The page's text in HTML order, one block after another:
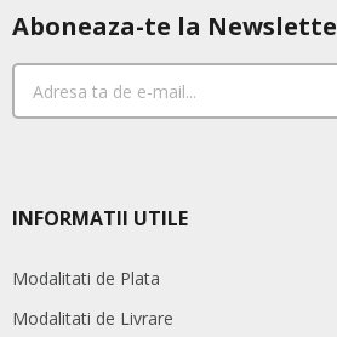
Aboneaza-te la
INFORMATII UTILE
Modalitati de Plata
Modalitati de Livrare